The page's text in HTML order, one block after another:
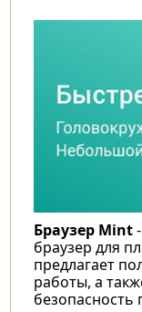
Браузер Mint-
браузер для
предлагает
работы, а
безопасность